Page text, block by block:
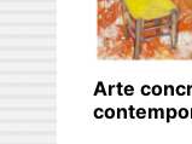
Arte